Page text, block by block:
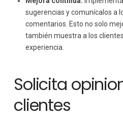
sugerencias y comunícalos a
comentarios. Esto no solo
también muestra a los
experiencia.
Solicita
clientes